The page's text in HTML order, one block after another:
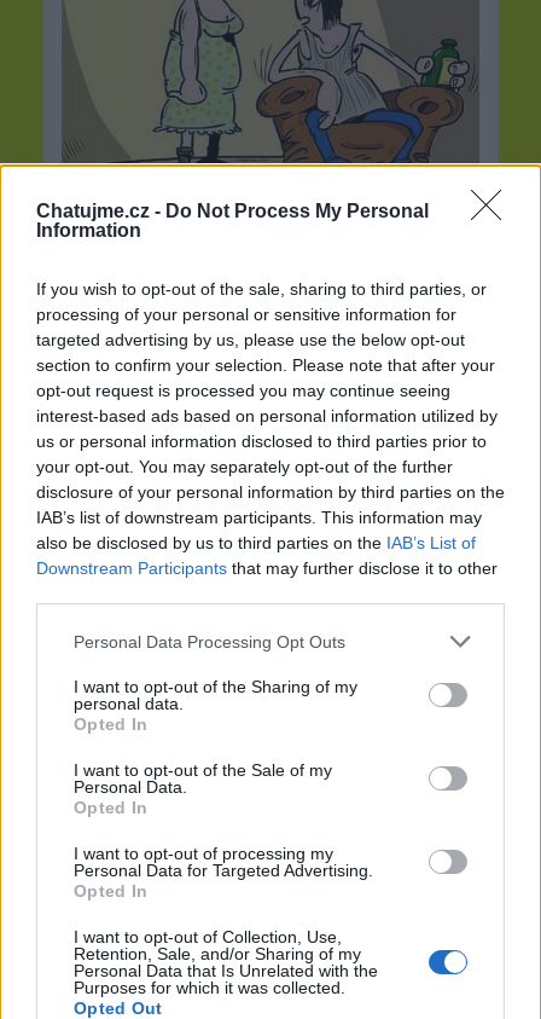
Chatujme.cz - Do Not Process My Personal
Information
If you wish to opt-out of the sale, sharing to third parties, or
processing of your personal or sensitive information for
targeted advertising by us, please use the below opt-out
section to confirm your selection. Please note that after your
opt-out request is processed you may continue seeing
interest-based ads based on personal information utilized by
us or personal information disclosed to third parties prior to
your opt-out. You may separately opt-out of the further
disclosure of your personal information by third parties on the
IAB’s list of downstream participants. This information may
also be disclosed by us to third parties on the IAB’s List of
Downstream Participants that may further disclose it to other
Personal Data Processing Opt Outs
I want to opt-out of the Sharing of my
personal data.
Opted In
I want to opt-out of the Sale of my
Personal Data.
Opted In
I want to opt-out of processing my
Personal Data for Targeted Advertising.
Opted In
I want to opt-out of Collection, Use,
Retention, Sale, and/or Sharing of my
Personal Data that Is Unrelated with the
Purposes for which it was collected.
Opted Out
evellynn1
před 5 měsíci